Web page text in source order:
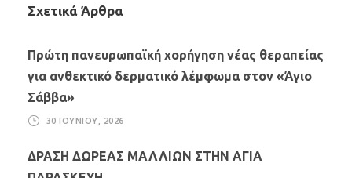
Σχετικά Άρθρα
Πρώτη πανευρωπαϊκή χορήγηση νέας θεραπείας
για ανθεκτικό δερματικό λέμφωμα στον «Άγιο
Σάββα»
30 ΙΟΥΝΊΟΥ, 2026
ΔΡΑΣΗ ΔΩΡΕΑΣ ΜΑΛΛΙΩΝ ΣΤΗΝ ΑΓΙΑ